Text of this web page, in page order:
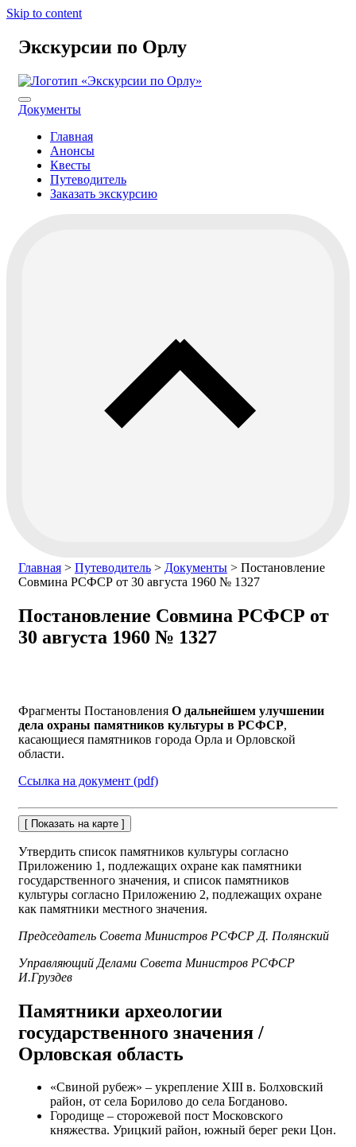
Skip to content
Экскурсии по Орлу
Документы
Главная
Анонсы
Квесты
Путеводитель
Заказать экскурсию
Главная > Путеводитель > Документы > Постановление
Совмина РСФСР от 30 августа 1960 № 1327
Постановление Совмина РСФСР от
30 августа 1960 № 1327
Фрагменты Постановления О дальнейшем улучшении
дела охраны памятников культуры в РСФСР,
касающиеся памятников города Орла и Орловской
области.
Ссылка на документ (pdf)
[ Показать на карте ]
Утвердить список памятников культуры согласно
Приложению 1, подлежащих охране как памятники
государственного значения, и список памятников
культуры согласно Приложению 2, подлежащих охране
как памятники местного значения.
Председатель Совета Министров РСФСР Д. Полянский
Управляющий Делами Совета Министров РСФСР
И.Груздев
Памятники археологии
государственного значения /
Орловская область
«Свиной рубеж» – укрепление XIII в. Болховский
район, от села Борилово до села Богданово.
Городище – сторожевой пост Московского
княжества. Урицкий район, южный берег реки Цон.